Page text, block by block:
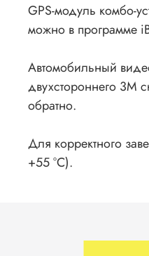
GPS-модуль комбо-
можно в программе
Автомобильный
двухстороннего 3М
обратно.
Для корректного
+55 °C).